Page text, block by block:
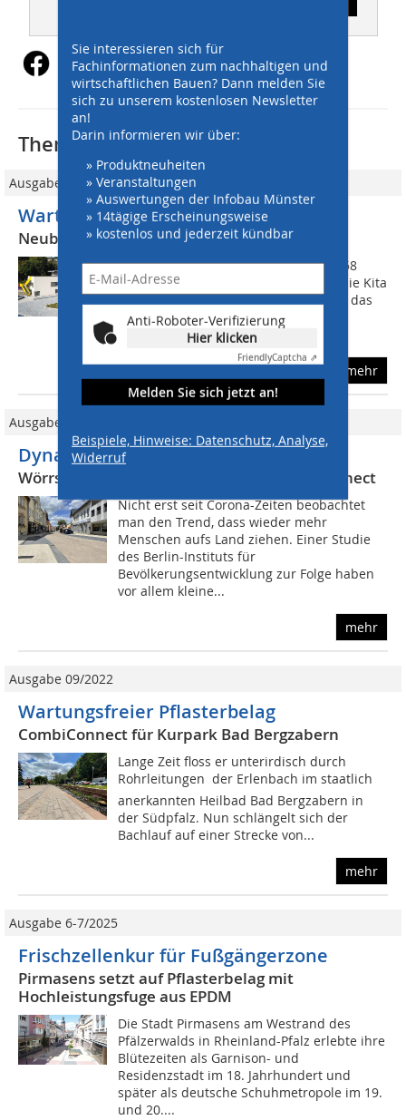
Sie interessieren sich für
Fachinformationen zum nachhaltigen und
wirtschaftlichen Bauen? Dann melden Sie
sich zu unserem kostenlosen Newsletter
an!
Darin informieren wir über:
» Produktneuheiten
» Veranstaltungen
» Auswertungen der Infobau Münster
» 14tägige Erscheinungsweise
» kostenlos und jederzeit kündbar
Anti-Roboter-Verifizierung
Hier klicken
FriendlyCaptcha ⇗
Melden Sie sich jetzt an!
Beispiele, Hinweise: Datenschutz, Analyse,
Widerruf
Thematisch passende Artikel:
Ausgabe 6-7/2026
Wartungsarmer Pflasterbelag
Neubau einer Kindertagesstätte
Seit dem 10. März 2025 füllen etwa 158
Kinder, aufgeteilt auf acht Gruppen, die Kita
St. Ludwig mit Leben. Errichtet wurde das
zweigeschossige Gebäude auf dem
Gänseliselplatz mitten im Ort. Auf...
mehr
Ausgabe 06-07/2023
Dynamisches Material für Lastabtrag
Wörrstadt setzt auf Pflasterbelag CombiConnect
Nicht erst seit Corona-Zeiten beobachtet
man den Trend, dass wieder mehr
Menschen aufs Land ziehen. Einer Studie
des Berlin-Instituts für
Bevölkerungsentwicklung zur Folge haben
vor allem kleine...
mehr
Ausgabe 09/2022
Wartungsfreier Pflasterbelag
CombiConnect für Kurpark Bad Bergzabern
Lange Zeit floss er unterirdisch durch
Rohrleitungen  der Erlenbach im staatlich
anerkannten Heilbad Bad Bergzabern in
der Südpfalz. Nun schlängelt sich der
Bachlauf auf einer Strecke von...
mehr
Ausgabe 6-7/2025
Frischzellenkur für Fußgängerzone
Pirmasens setzt auf Pflasterbelag mit
Hochleistungsfuge aus EPDM
Die Stadt Pirmasens am Westrand des
Pfälzerwalds in Rheinland-Pfalz erlebte ihre
Blütezeiten als Garnison- und
Residenzstadt im 18. Jahrhundert und
später als deutsche Schuhmetropole im 19.
und 20....